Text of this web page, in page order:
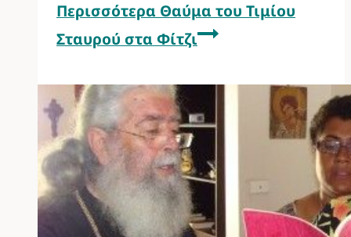
Περισσότερα Θαύμα του Τιμίου
Σταυρού στα Φίτζι